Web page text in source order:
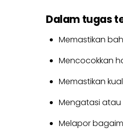
Dalam tugas
Memastikan
Mencocokkan
Memastikan
Mengatasi atau
Melapor